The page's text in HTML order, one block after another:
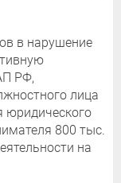
в нарушение
РФ,
лица
юридического
800 тыс.
на